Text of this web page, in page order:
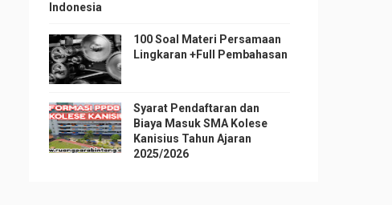
Indonesia
100 Soal Materi Persamaan
Lingkaran +Full Pembahasan
Syarat Pendaftaran dan
Biaya Masuk SMA Kolese
Kanisius Tahun Ajaran
2025/2026